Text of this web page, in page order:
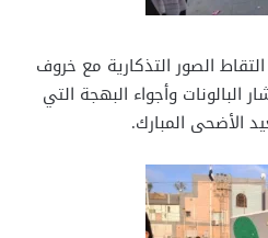
الصور التذكارية مع خروف
البالونات وأجواء البهجة التي
الأضحى المبارك.